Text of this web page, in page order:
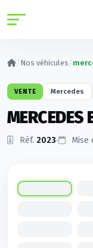
/ Nos véhicules /
VENTE Mercedes
MERCEDES
Réf. 2023 Mise
Panneau de gestion